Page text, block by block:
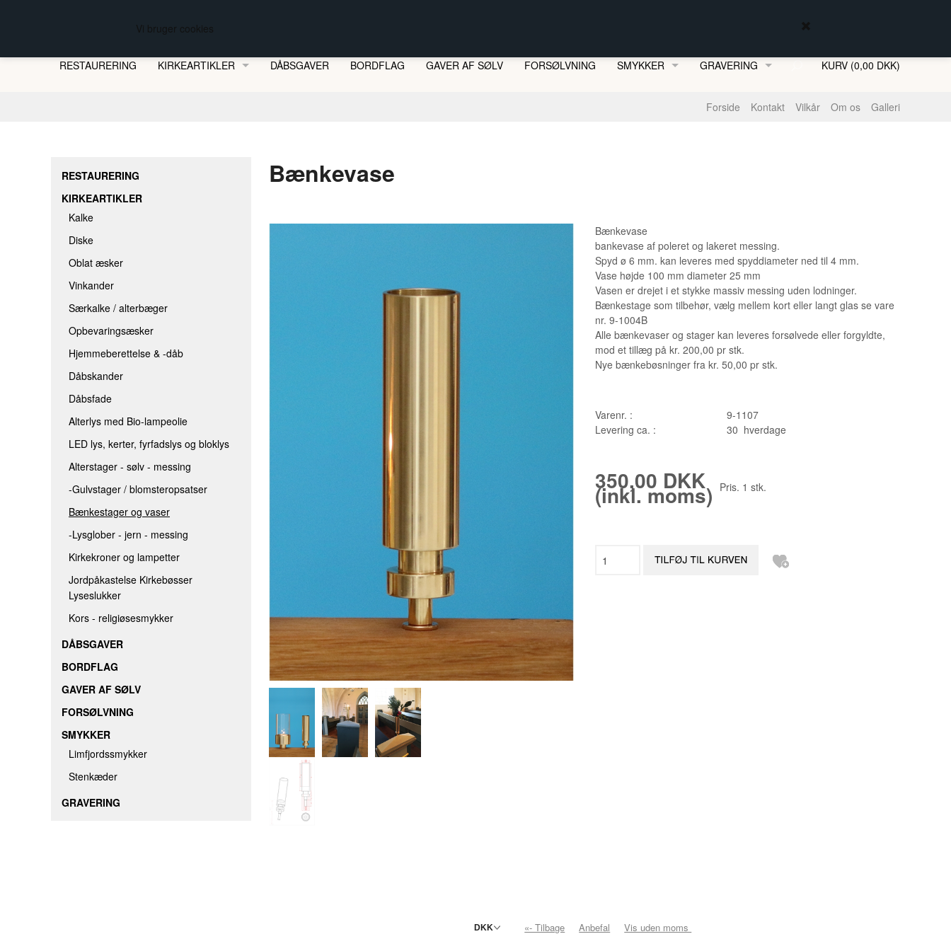
Vi bruger cookies
FREDBERG KIRKESØLVSMEDEN
RESTAURERING
KIRKEARTIKLER
ALTERLYS MED BIO-LAMPEOLIE
-LYSGLOBER - JERN - MESSING
KIRKEKRONER OG LAMPETTER
JORDPÅKASTELSE KIRKEBØSSER LYSESLUKKER
KORS - RELIGIØSESMYKKER
DÅBSGAVER BORDFLAG GAVER AF SØLV FORSØLVNING
SMYKKER
GRAVERING KURV (0,00 DKK)
Forside Kontakt Vilkår Om os Galleri
RESTAURERING
KIRKEARTIKLER
Kalke
Diske
Oblat æsker
Vinkander
Særkalke / alterbæger
Opbevaringsæsker
Hjemmeberettelse & -dåb
Dåbskander
Dåbsfade
Alterlys med Bio-lampeolie
LED lys, kerter, fyrfadslys og bloklys
Alterstager - sølv - messing
-Gulvstager / blomsteropsatser
Bænkestager og vaser
-Lysglober - jern - messing
Kirkekroner og lampetter
Jordpåkastelse Kirkebøsser
Lyseslukker
Kors - religiøsesmykker
DÅBSGAVER
BORDFLAG
GAVER AF SØLV
FORSØLVNING
SMYKKER
Limfjordssmykker
Stenkæder
GRAVERING
Bænkevase
Bænkevase
bankevase af poleret og lakeret messing.
Spyd ø 6 mm. kan leveres med spyddiameter ned til 4 mm.
Vase højde 100 mm diameter 25 mm
Vasen er drejet i et stykke massiv messing uden lodninger.
Bænkestage som tilbehør, vælg mellem kort eller langt glas se vare
nr. 9-1004B
Alle bænkevaser og stager kan leveres forsølvede eller forgyldte,
mod et tillæg på kr. 200,00 pr stk.
Nye bænkebøsninger fra kr. 50,00 pr stk.
Varenr. :
9-1107
Levering ca. :
30 hverdage
350,00 DKK
(inkl. moms) Pris. 1 stk.
«- Tilbage Anbefal Vis uden moms